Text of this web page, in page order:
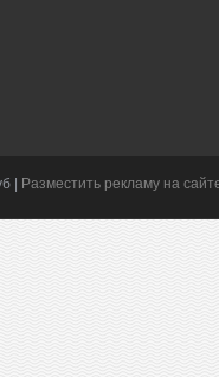
| Разместить рекламу на